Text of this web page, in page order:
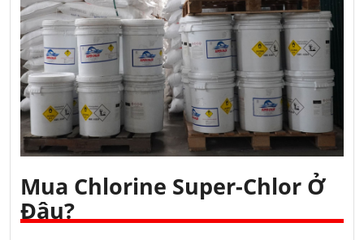
Mua Chlorine Super-Chlor Ở
Đâu?